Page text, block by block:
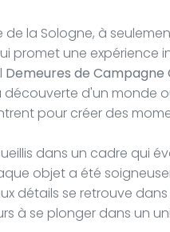
la Sologne, à
promet une expérience
Demeures de Campagne
d'un monde
pour créer des
dans un cadre qui
objet a été
détails se retrouve
à se plonger dans un